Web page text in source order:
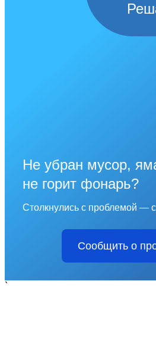
Не убран мусор,
не горит фонарь?
Столкнулись с проблемой —
Сообщить о
`